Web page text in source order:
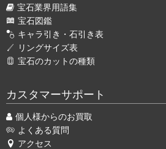
宝石業界用語集
宝石図鑑
キャラ引き・石引き表
リングサイズ表
宝石のカットの種類
カスタマーサポート
個人様からのお買取
よくある質問
アクセス